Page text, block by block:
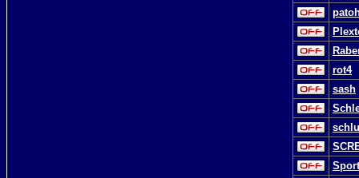
rot4
sash